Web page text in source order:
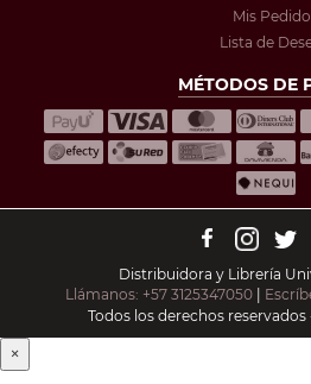
Mis
Lista de
MÉTODOS DE
Distribuidora y Librería
Llámanos: +57 3125347050 |
Todos los derechos
×